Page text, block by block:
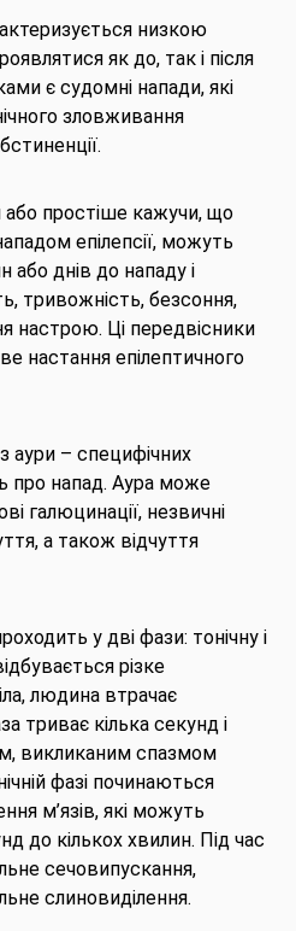
низкою
як до, так і після
є судомні напади, які
зловживання
простіше кажучи, що
епілепсії, можуть
або днів до нападу і
тривожність, безсоння,
настрою. Ці передвісники
настання епілептичного
аури – специфічних
про напад. Аура може
галюцинації, незвичні
а також відчуття
у дві фази: тонічну і
різке
людина втрачає
триває кілька секунд і
викликаним спазмом
фазі починаються
м’язів, які можуть
до кількох хвилин. Під час
сечовипускання,
слиновиділення.